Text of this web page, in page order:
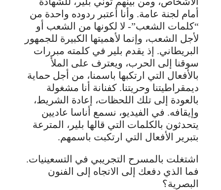
أمام لجنة عامة. وأنا أعتبر ردوده واحدة من
“كلمات الشعب”- لا لكونها من الشعب أو
لأجل الشعب، وإنما لأهميتها الكبيرة للجمهور
البريطاني. إذ يقدم بلير في كلمته مبررات
سوقنا إلى الحرب، ويعترف على الملأ
بالأفعال التي ارتكبها باسمنا، من أجل حماية
ديمقراطيتنا وحريتنا. كفنانة أنا مشغولة
بالعودة إلى تلك اللحظات، إعادة الشريط،
وإيقافه. في الفيديو، نسمع أناسا عاديين
يتحدثون بالكلمات التي قالها بلير، المترعة
بتبرير الأفعال التي ارتكبت باسمهم.
اشتغلت بالمسرح التجريبي في التسعينيات.
فما الذي دفعك إلى الاتجاه إلى الفنون
البصرية؟